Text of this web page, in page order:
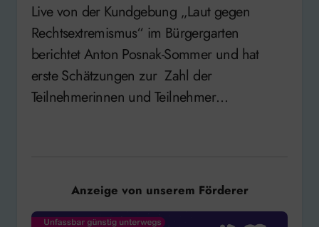
Live von der Kundgebung „Laut gegen
Rechtsextremismus“ im Bürgergarten
berichtet Anton Posnak-Sommer und hat
erste Schätzungen zur Zahl der
Teilnehmerinnen und Teilnehmer…
Anzeige von unserem Förderer